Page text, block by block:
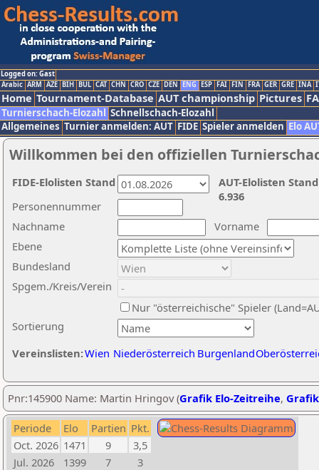
Logged on: Gast
Arabic ARM AZE BIH BUL CAT CHN CRO CZE DEN ENG ESP FAI FIN FRA GER GRE INA
Home Tournament-Database AUT championship Pictures
Turnierschach-Elozahl Schnellschach-Elozahl
Allgemeines Turnier anmelden: AUT FIDE Spieler anmelden Elo
Willkommen bei den offiziellen
Nachname
Vorname
Ebene
Sortierung
Personennummer
Bundesland
Spgem./Kreis/Verein
Nur "österreichische" Spieler
Vereinslisten:Wien Niederösterreich Burgenland
AUT-Elolisten
6.936
FIDE-Elolisten Stand
Pnr:145900 Name: Martin Hringov (Grafik Elo-Zeitreihe,
Periode Elo Partien Pkt.
Oct. 2026 1471 9
3,5
Jul. 2026
1399 7
3